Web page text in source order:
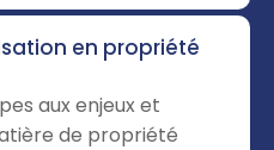
en propriété
aux enjeux et
de propriété